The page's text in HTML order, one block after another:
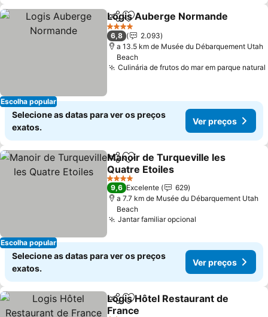
Escolha popular
PartilharAdicionar aos favoritos
Logis Auberge Normande
4 Estrelas
6,8
2.093
a 13.5 km de Musée du Débarquement Utah
Beach
Culinária de frutos do mar em parque natural
Selecione as datas para ver os preços
exatos.
Ver preços
Escolha popular
PartilharAdicionar aos favoritos
Manoir de Turqueville les
Quatre Etoiles
4 Estrelas
9,6 Excelente
629
a 7.7 km de Musée du Débarquement Utah
Beach
Jantar familiar opcional
Selecione as datas para ver os preços
exatos.
Ver preços
PartilharAdicionar aos favoritos
Logis Hôtel Restaurant de
France